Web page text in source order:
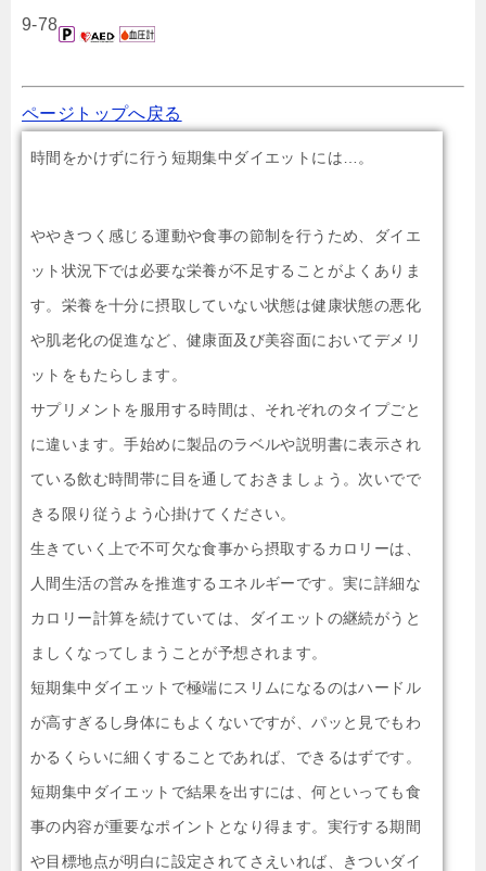
9-78
ページトップへ戻る
時間をかけずに行う短期集中ダイエットには…。
ややきつく感じる運動や食事の節制を行うため、ダイエ
ット状況下では必要な栄養が不足することがよくありま
す。栄養を十分に摂取していない状態は健康状態の悪化
や肌老化の促進など、健康面及び美容面においてデメリ
ットをもたらします。
サプリメントを服用する時間は、それぞれのタイプごと
に違います。手始めに製品のラベルや説明書に表示され
ている飲む時間帯に目を通しておきましょう。次いでで
きる限り従うよう心掛けてください。
生きていく上で不可欠な食事から摂取するカロリーは、
人間生活の営みを推進するエネルギーです。実に詳細な
カロリー計算を続けていては、ダイエットの継続がうと
ましくなってしまうことが予想されます。
短期集中ダイエットで極端にスリムになるのはハードル
が高すぎるし身体にもよくないですが、パッと見でもわ
かるくらいに細くすることであれば、できるはずです。
短期集中ダイエットで結果を出すには、何といっても食
事の内容が重要なポイントとなり得ます。実行する期間
や目標地点が明白に設定されてさえいれば、きついダイ